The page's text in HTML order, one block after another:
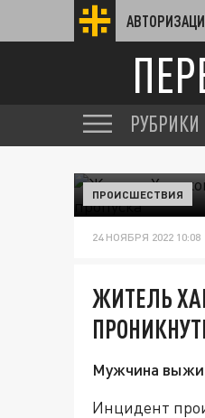
РУБРИКИ
ПРОИСШЕСТВИЯ
24 НОЯБРЯ 2022 10:08
ЖИТЕЛЬ
Мужчина
Инцидент